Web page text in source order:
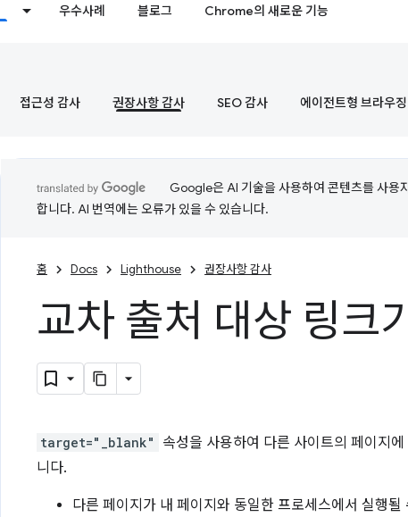
우수사례 블로그 Chrome의 새로운 기능
접근성 감사 권장사항 감사 SEO 감사 에이전트형 브라우
Google은 AI 기술을 사용하여 콘텐츠를 사용
합니다. AI 번역에는 오류가 있을 수 있습니다.
홈 Docs Lighthouse 권장사항 감사
교차 출처 대상 링크
target="_blank"
속성을 사용하여 다른 사이트의 페이지
니다.
다른 페이지가 내 페이지와 동일한 프로세스에서 실행